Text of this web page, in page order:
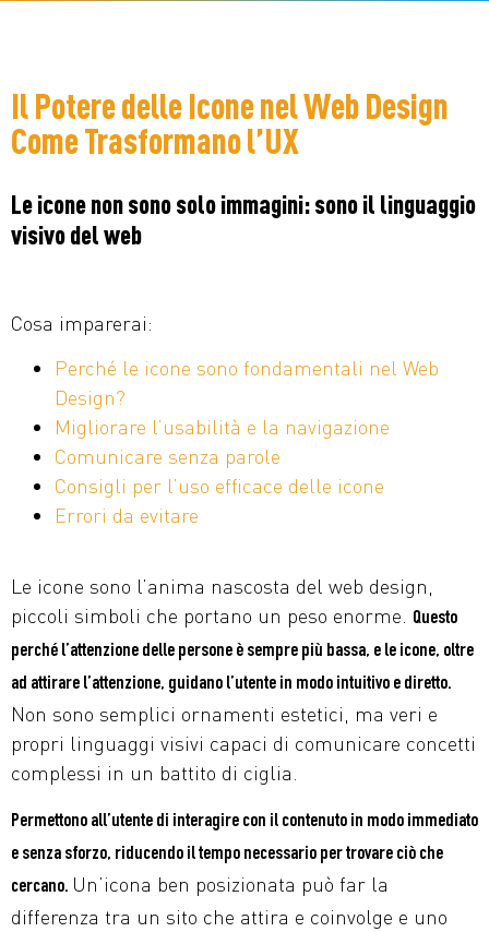
Il Potere delle Icone nel Web Design
Come Trasformano l’UX
Le icone non sono solo immagini: sono il linguaggio
visivo del web
Cosa imparerai:
Perché le icone sono fondamentali nel Web
Design?
Migliorare l’usabilità e la navigazione
Comunicare senza parole
Consigli per l’uso efficace delle icone
Errori da evitare
Le icone sono l’anima nascosta del web design,
piccoli simboli che portano un peso enorme.
Questo
perché l’attenzione delle persone è sempre più bassa, e le icone, oltre
ad attirare l’attenzione, guidano l’utente in modo intuitivo e diretto.
Non sono semplici ornamenti estetici, ma veri e
propri linguaggi visivi capaci di comunicare concetti
complessi in un battito di ciglia.
Permettono all’utente di interagire con il contenuto in modo immediato
e senza sforzo, riducendo il tempo necessario per trovare ciò che
cercano. Un’icona ben posizionata può far la
differenza tra un sito che attira e coinvolge e uno